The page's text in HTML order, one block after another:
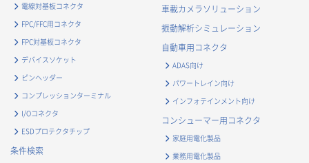
電線対基板コネクタ
FPC/FFC用コネクタ
FPC対基板コネクタ
デバイスソケット
ピンヘッダー
コンプレッションターミナル
I/Oコネクタ
ESDプロテクタチップ
条件検索
車載カメラソリューション
振動解析シミュレーション
自動車用コネクタ
ADAS向け
パワートレイン向け
インフォテインメント向け
コンシューマー用コネクタ
家庭用電化製品
業務用電化製品